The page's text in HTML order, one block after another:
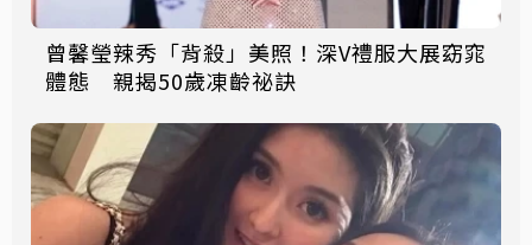
曾馨瑩辣秀「背殺」美照！深V禮服大展窈窕
體態 親揭50歲凍齡祕訣